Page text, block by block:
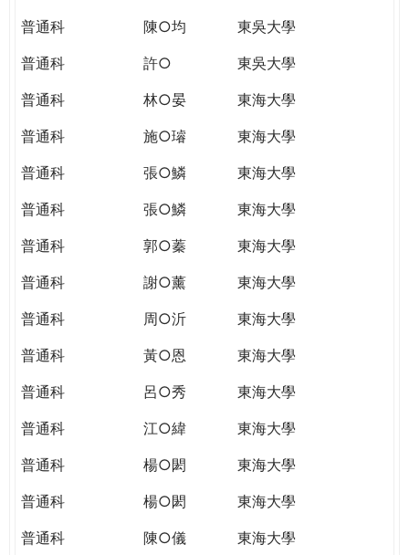
普通科
陳○均
東吳大學
普通科
許○
東吳大學
普通科
林○晏
東海大學
普通科
施○璿
東海大學
普通科
張○鱗
東海大學
普通科
張○鱗
東海大學
普通科
郭○蓁
東海大學
普通科
謝○薰
東海大學
普通科
周○沂
東海大學
普通科
黃○恩
東海大學
普通科
呂○秀
東海大學
普通科
江○緯
東海大學
普通科
楊○閎
東海大學
普通科
楊○閎
東海大學
普通科
陳○儀
東海大學